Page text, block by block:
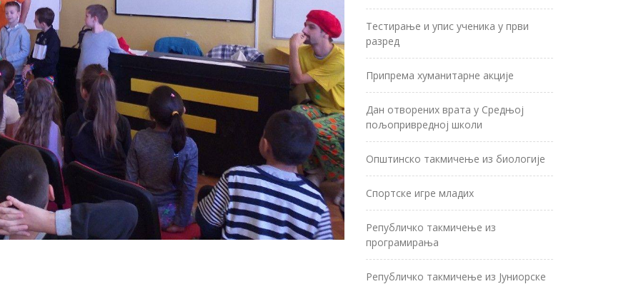
Тестирање и упис ученика у први
разред
Припрема хуманитарне акције
Дан отворених врата у Средњој
пољопривредној школи
Општинско такмичење из биологије
Спортске игре младих
Републичко такмичење из
програмирања
Републичко такмичење из Јуниорске